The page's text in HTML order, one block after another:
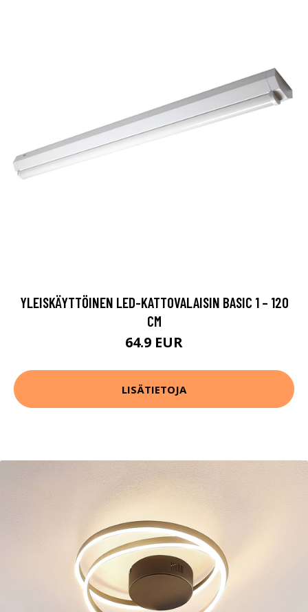
YLEISKÄYTTÖINEN LED-KATTOVALAISIN BASIC 1 – 120
CM
64.9 EUR
LISÄTIETOJA